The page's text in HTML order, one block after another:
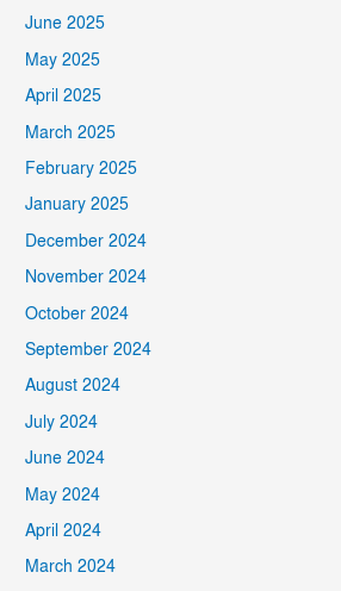
June 2025
May 2025
April 2025
March 2025
February 2025
January 2025
December 2024
November 2024
October 2024
September 2024
August 2024
July 2024
June 2024
May 2024
April 2024
March 2024